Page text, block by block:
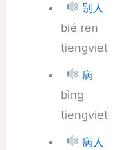
别人
bié ren
tiengviet
病
bìng
tiengviet
病人